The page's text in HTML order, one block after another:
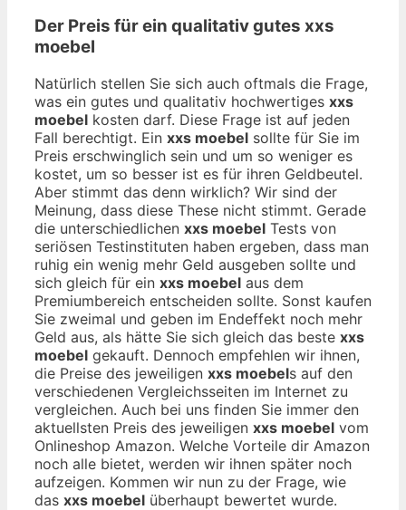
Der Preis für ein qualitativ gutes xxs
moebel
Natürlich stellen Sie sich auch oftmals die Frage,
was ein gutes und qualitativ hochwertiges xxs
moebel kosten darf. Diese Frage ist auf jeden
Fall berechtigt. Ein xxs moebel sollte für Sie im
Preis erschwinglich sein und um so weniger es
kostet, um so besser ist es für ihren Geldbeutel.
Aber stimmt das denn wirklich? Wir sind der
Meinung, dass diese These nicht stimmt. Gerade
die unterschiedlichen xxs moebel Tests von
seriösen Testinstituten haben ergeben, dass man
ruhig ein wenig mehr Geld ausgeben sollte und
sich gleich für ein xxs moebel aus dem
Premiumbereich entscheiden sollte. Sonst kaufen
Sie zweimal und geben im Endeffekt noch mehr
Geld aus, als hätte Sie sich gleich das beste xxs
moebel gekauft. Dennoch empfehlen wir ihnen,
die Preise des jeweiligen xxs moebels auf den
verschiedenen Vergleichsseiten im Internet zu
vergleichen. Auch bei uns finden Sie immer den
aktuellsten Preis des jeweiligen xxs moebel vom
Onlineshop Amazon. Welche Vorteile dir Amazon
noch alle bietet, werden wir ihnen später noch
aufzeigen. Kommen wir nun zu der Frage, wie
das xxs moebel überhaupt bewertet wurde.